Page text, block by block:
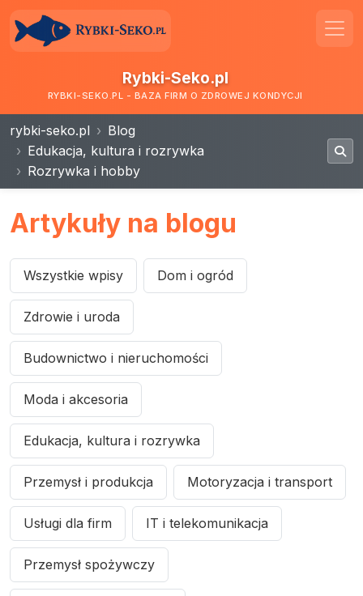
Rybki-Seko.pl
RYBKI-SEKO.PL - BAZA FIRM O ZDROWEJ KONDYCJI
rybki-seko.pl
Blog
Edukacja, kultura i rozrywka
Rozrywka i hobby
Artykuły na blogu
Wszystkie wpisy Dom i ogród
Zdrowie i uroda
Budownictwo i nieruchomości
Moda i akcesoria
Edukacja, kultura i rozrywka
Przemysł i produkcja Motoryzacja i transport
Usługi dla firm IT i telekomunikacja
Przemysł spożywczy